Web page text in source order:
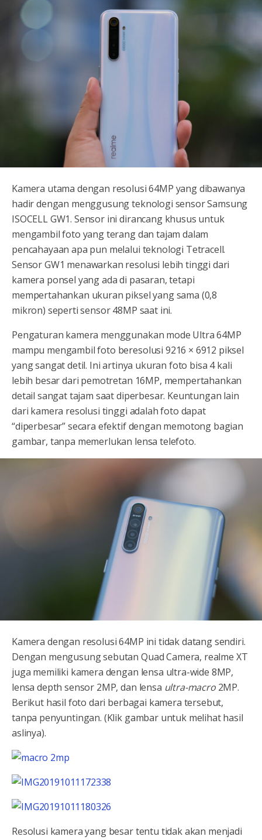
Kamera utama dengan resolusi 64MP yang dibawanya
hadir dengan menggusung teknologi sensor Samsung
ISOCELL GW1. Sensor ini dirancang khusus untuk
mengambil foto yang terang dan tajam dalam
pencahayaan apa pun melalui teknologi Tetracell.
Sensor GW1 menawarkan resolusi lebih tinggi dari
kamera ponsel yang ada di pasaran, tetapi
mempertahankan ukuran piksel yang sama (0,8
mikron) seperti sensor 48MP saat ini.
Pengaturan kamera menggunakan mode Ultra 64MP
mampu mengambil foto beresolusi 9216 × 6912 piksel
yang sangat detil. Ini artinya ukuran foto bisa 4 kali
lebih besar dari pemotretan 16MP, mempertahankan
detail sangat tajam saat diperbesar. Keuntungan lain
dari kamera resolusi tinggi adalah foto dapat
“diperbesar” secara efektif dengan memotong bagian
gambar, tanpa memerlukan lensa telefoto.
Kamera dengan resolusi 64MP ini tidak datang sendiri.
Dengan mengusung sebutan Quad Camera, realme XT
juga memiliki kamera dengan lensa ultra-wide 8MP,
lensa depth sensor 2MP, dan lensa ultra-macro 2MP.
Berikut hasil foto dari berbagai kamera tersebut,
tanpa penyuntingan. (Klik gambar untuk melihat hasil
aslinya).
Resolusi kamera yang besar tentu tidak akan menjadi